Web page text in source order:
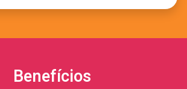
Benefícios